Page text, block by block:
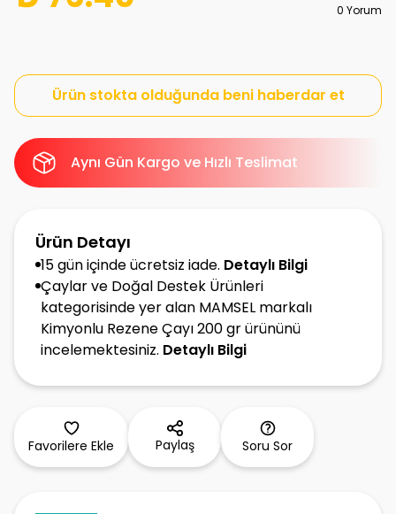
0 Yorum
Ürün stokta olduğunda beni haberdar et
Aynı Gün Kargo ve Hızlı Teslimat
Ürün Detayı
15 gün içinde ücretsiz iade. Detaylı Bilgi
Çaylar ve Doğal Destek Ürünleri
kategorisinde yer alan MAMSEL markalı
Kimyonlu Rezene Çayı 200 gr ürününü
incelemektesiniz. Detaylı Bilgi
Favorilere Ekle Paylaş Soru Sor